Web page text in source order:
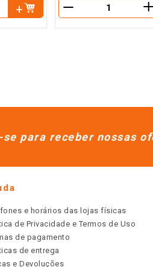
＋
para receber nossas
e horários das lojas físicas
de Privacidade e Termos de Uso
de pagamento
de entrega
e Devoluções